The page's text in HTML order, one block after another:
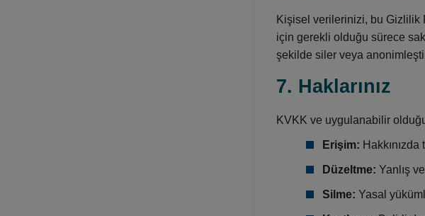
Kişisel verilerinizi, bu Gizlilik
için gerekli olduğu sürece
şekilde siler veya
7. Haklarınız
KVKK ve uygulanabilir
Erişim:
Düzeltme: Yanlış
Silme: Yasal